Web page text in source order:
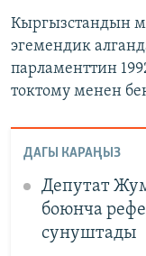
Кыргызстандын
эгемендик
парламенттин
токтому менен
ДАГЫ КАРАҢЫЗ
Депутат
боюнча
сунуштады